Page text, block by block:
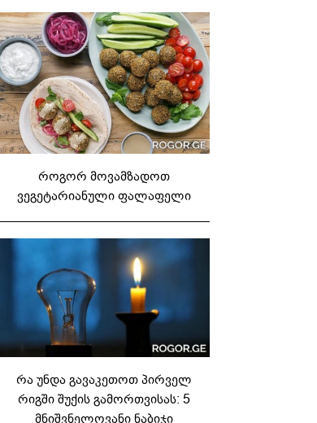
როგორ მოვამზადოთ
ვეგეტარიანული ფალაფელი
რა უნდა გავაკეთოთ პირველ
რიგში შუქის გამორთვისას: 5
მნიშვნელოვანი ნაბიჯი